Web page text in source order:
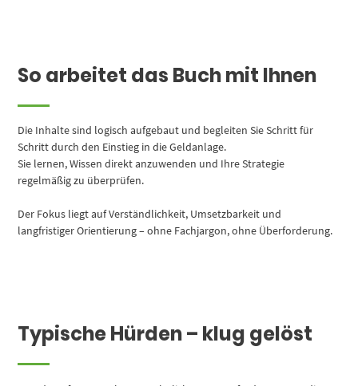
So arbeitet das Buch mit Ihnen
Die Inhalte sind logisch aufgebaut und begleiten Sie Schritt für
Schritt durch den Einstieg in die Geldanlage.
Sie lernen, Wissen direkt anzuwenden und Ihre Strategie
regelmäßig zu überprüfen.
Der Fokus liegt auf Verständlichkeit, Umsetzbarkeit und
langfristiger Orientierung – ohne Fachjargon, ohne Überforderung.
Typische Hürden – klug gelöst